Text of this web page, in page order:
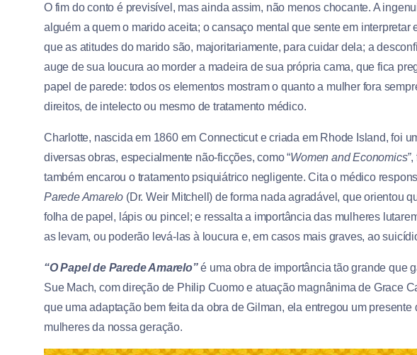
O fim do conto é previsível, mas ainda assim, não menos chocante. A
alguém a quem o marido aceita; o cansaço mental que sente em
que as atitudes do marido são, majoritariamente, para cuidar dela; a
auge de sua loucura ao morder a madeira de sua própria cama, que fica
papel de parede: todos os elementos mostram o quanto a mulher fora
direitos, de intelecto ou mesmo de tratamento médico.
Charlotte, nascida em 1860 em Connecticut e criada em Rhode Island, foi
diversas obras, especialmente não-ficções, como “Women and Economics”,
também encarou o tratamento psiquiátrico negligente. Cita o médico
Parede Amarelo (Dr. Weir Mitchell) de forma nada agradável, que orientou
folha de papel, lápis ou pincel; e ressalta a importância das mulheres
as levam, ou poderão levá-las à loucura e, em casos mais graves, ao
“O Papel de Parede Amarelo”é uma obra de importância tão grande que
Sue Mach, com direção de Philip Cuomo e atuação magnânima de Grace
que uma adaptação bem feita da obra de Gilman, ela entregou um
mulheres da nossa geração.